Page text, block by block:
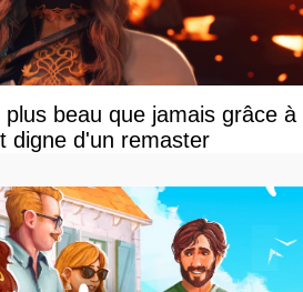
beau que jamais grâce à
digne d'un remaster